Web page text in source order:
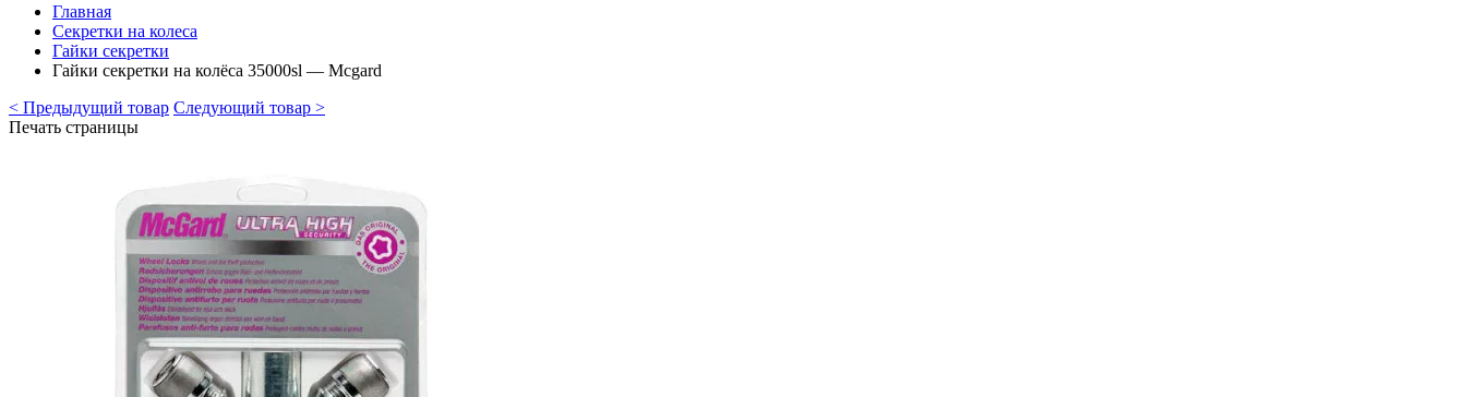
Главная
Секретки на колеса
Гайки секретки
Гайки секретки на колёса 35000sl — Mcgard
< Предыдущий товар Следующий товар >
Печать страницы